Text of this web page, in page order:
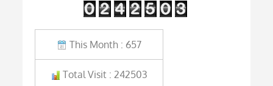
This Month : 657
Total Visit : 242503